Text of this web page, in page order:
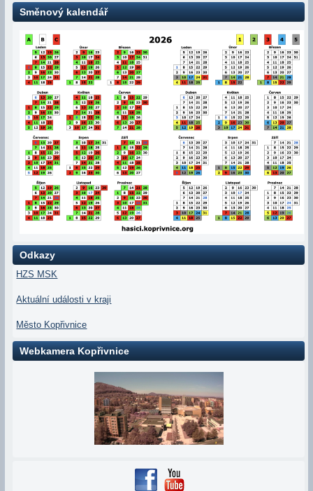
Směnový kalendář
Odkazy
HZS MSK
Aktuální události v kraji
Město Kopřivnice
Webkamera Kopřivnice